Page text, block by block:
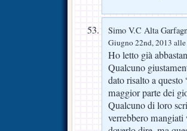
Simo V.C Alta
Giugno 22nd, 2013
Ho letto già
Qualcuno
dato risalto a
maggior parte dei
Qualcuno di loro
verrebbero